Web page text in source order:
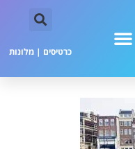
כרטיסים | מלונות